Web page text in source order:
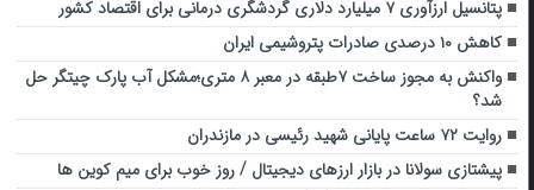
پتانسیل ارزآوری ۷ میلیارد دلاری گردشگری درمانی برای اقتصاد کشور
کاهش ۱۰ درصدی صادرات پتروشیمی ایران
واکنش به مجوز ساخت ۷طبقه در معبر ۸ متری؛مشکل آب پارک چیتگر حل
شد؟
روایت ۷۲ ساعت پایانی شهید رئیسی در مازندران
پیشتازی سولانا در بازار ارزهای دیجیتال / روز خوب برای میم کوین ها